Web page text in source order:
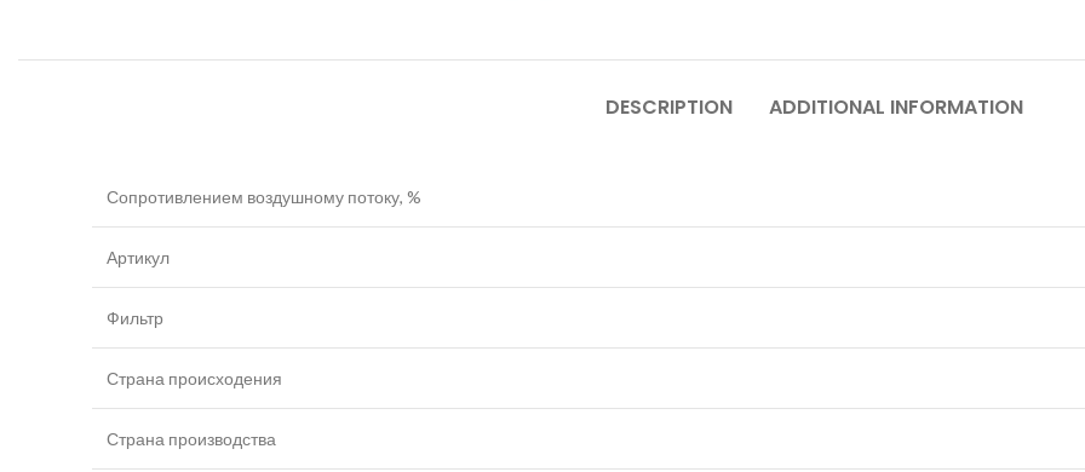
DESCRIPTION ADDITIONAL INFORMATION
Сопротивлением воздушному потоку, %
Артикул
Фильтр
Страна происходения
Страна производства